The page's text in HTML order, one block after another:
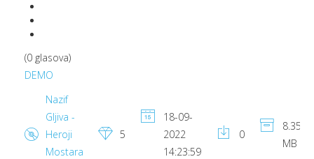
(0 glasova)
DEMO
Nazif
Gljiva -
Heroji
Mostara
5
18-09-
2022
14:23:59
0
8.35
MB